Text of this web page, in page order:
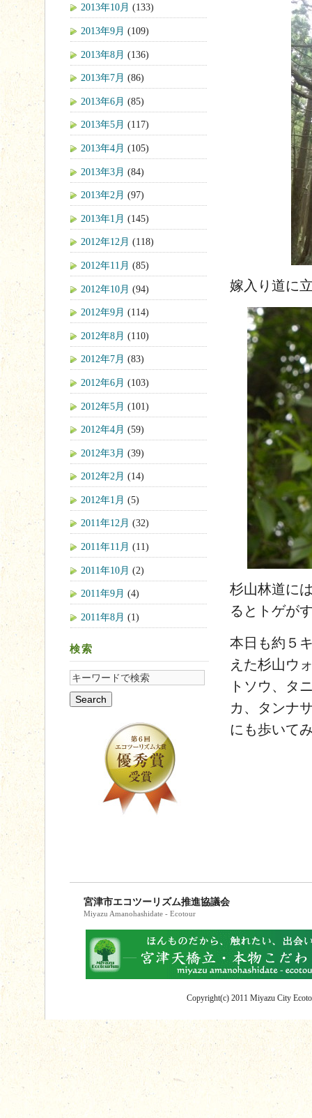
嫁入り道に
杉山林道に
るとトゲが
本日も約５
えた杉山ウ
トソウ、タ
カ、タンナ
にも歩いて
2013年10月 (133)
2013年9月 (109)
2013年8月 (136)
2013年7月 (86)
2013年6月 (85)
2013年5月 (117)
2013年4月 (105)
2013年3月 (84)
2013年2月 (97)
2013年1月 (145)
2012年12月 (118)
2012年11月 (85)
2012年10月 (94)
2012年9月 (114)
2012年8月 (110)
2012年7月 (83)
2012年6月 (103)
2012年5月 (101)
2012年4月 (59)
2012年3月 (39)
2012年2月 (14)
2012年1月 (5)
2011年12月 (32)
2011年11月 (11)
2011年10月 (2)
2011年9月 (4)
2011年8月 (1)
検索
宮津市エコツーリズム推進協議会
Miyazu Amanohashidate - Ecotour
Copyright(c) 2011 Miyazu City